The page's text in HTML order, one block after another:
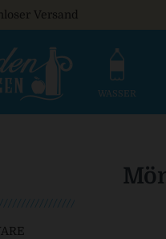
Versand
WASSER